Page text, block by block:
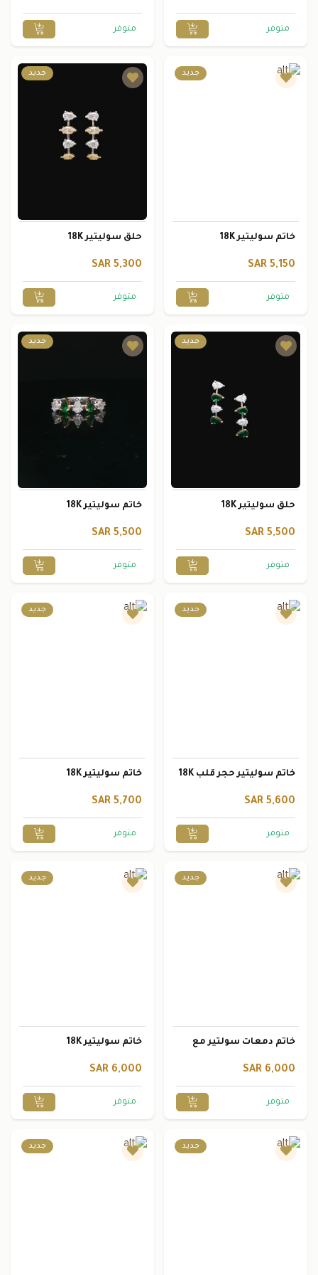
متوفر متوفر
جديد
خاتم سوليتير 18K
5,150 SAR
متوفر
جديد
حلق سوليتير 18K
5,300 SAR
متوفر
جديد
حلق سوليتير 18K
5,500 SAR
متوفر
جديد
خاتم سوليتير 18K
5,500 SAR
متوفر
جديد
خاتم سوليتير حجر قلب 18K
5,600 SAR
متوفر
جديد
خاتم سوليتير 18K
5,700 SAR
متوفر
جديد
خاتم دمعات سولتير مع
6,000 SAR
متوفر
جديد
خاتم سوليتير 18K
6,000 SAR
متوفر
جديد جديد